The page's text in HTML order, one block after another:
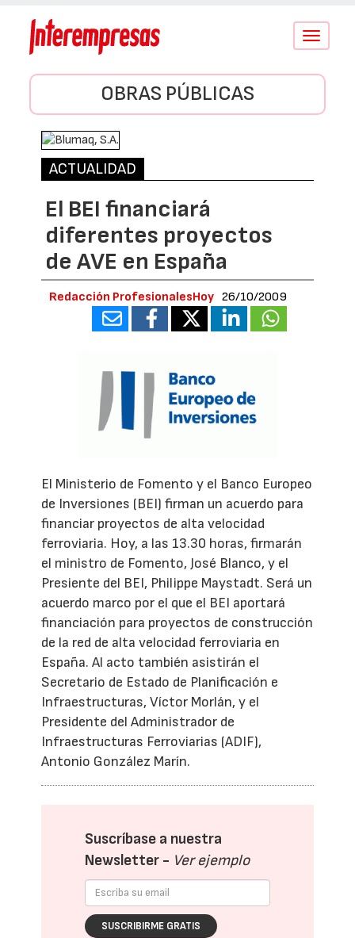
Conmutar
OBRAS PÚBLICAS
ACTUALIDAD
El BEI financiará
diferentes proyectos
de AVE en España
Redacción ProfesionalesHoy 26/10/2009
El Ministerio de Fomento y el Banco Europeo
de Inversiones (BEI) firman un acuerdo para
financiar proyectos de alta velocidad
ferroviaria. Hoy, a las 13.30 horas, firmarán
el ministro de Fomento, José Blanco, y el
Presiente del BEI, Philippe Maystadt. Será un
acuerdo marco por el que el BEI aportará
financiación para proyectos de construcción
de la red de alta velocidad ferroviaria en
España. Al acto también asistirán el
Secretario de Estado de Planificación e
Infraestructuras, Víctor Morlán, y el
Presidente del Administrador de
Infraestructuras Ferroviarias (ADIF),
Antonio González Marín.
Suscríbase a nuestra
Newsletter - Ver ejemplo
SUSCRIBIRME GRATIS